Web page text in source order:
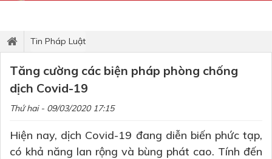
Tin Pháp Luật
Tăng cường các biện pháp phòng chống
dịch Covid-19
Thứ hai - 09/03/2020 17:15
Hiện nay, dịch Covid-19 đang diễn biến phức tạp,
có khả năng lan rộng và bùng phát cao. Tính đến